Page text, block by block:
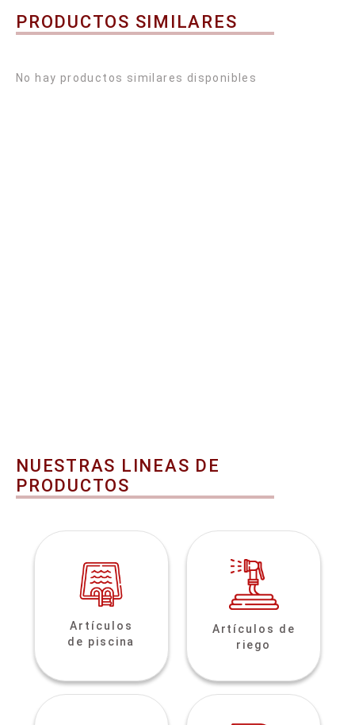
PRODUCTOS SIMILARES
No hay productos similares disponibles
NUESTRAS LINEAS DE
PRODUCTOS
Artículos
de piscina
Artículos de
riego